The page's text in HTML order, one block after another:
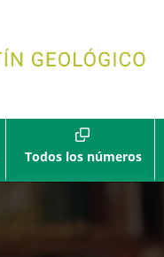
Todos los números